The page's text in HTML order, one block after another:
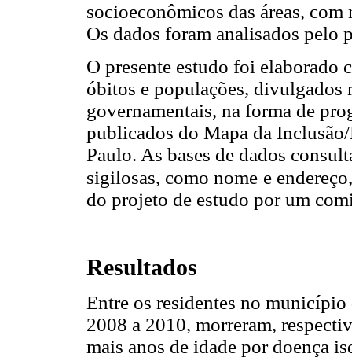
socioeconômicos das áreas,
Os dados foram analisados pelo
O presente estudo foi elaborado
óbitos e populações, divulgados
governamentais, na forma de
publicados do Mapa da
Paulo. As bases de dados
sigilosas, como nome e
do projeto de estudo por um
Resultados
Entre os residentes no município
2008 a 2010, morreram,
mais anos de idade por doença